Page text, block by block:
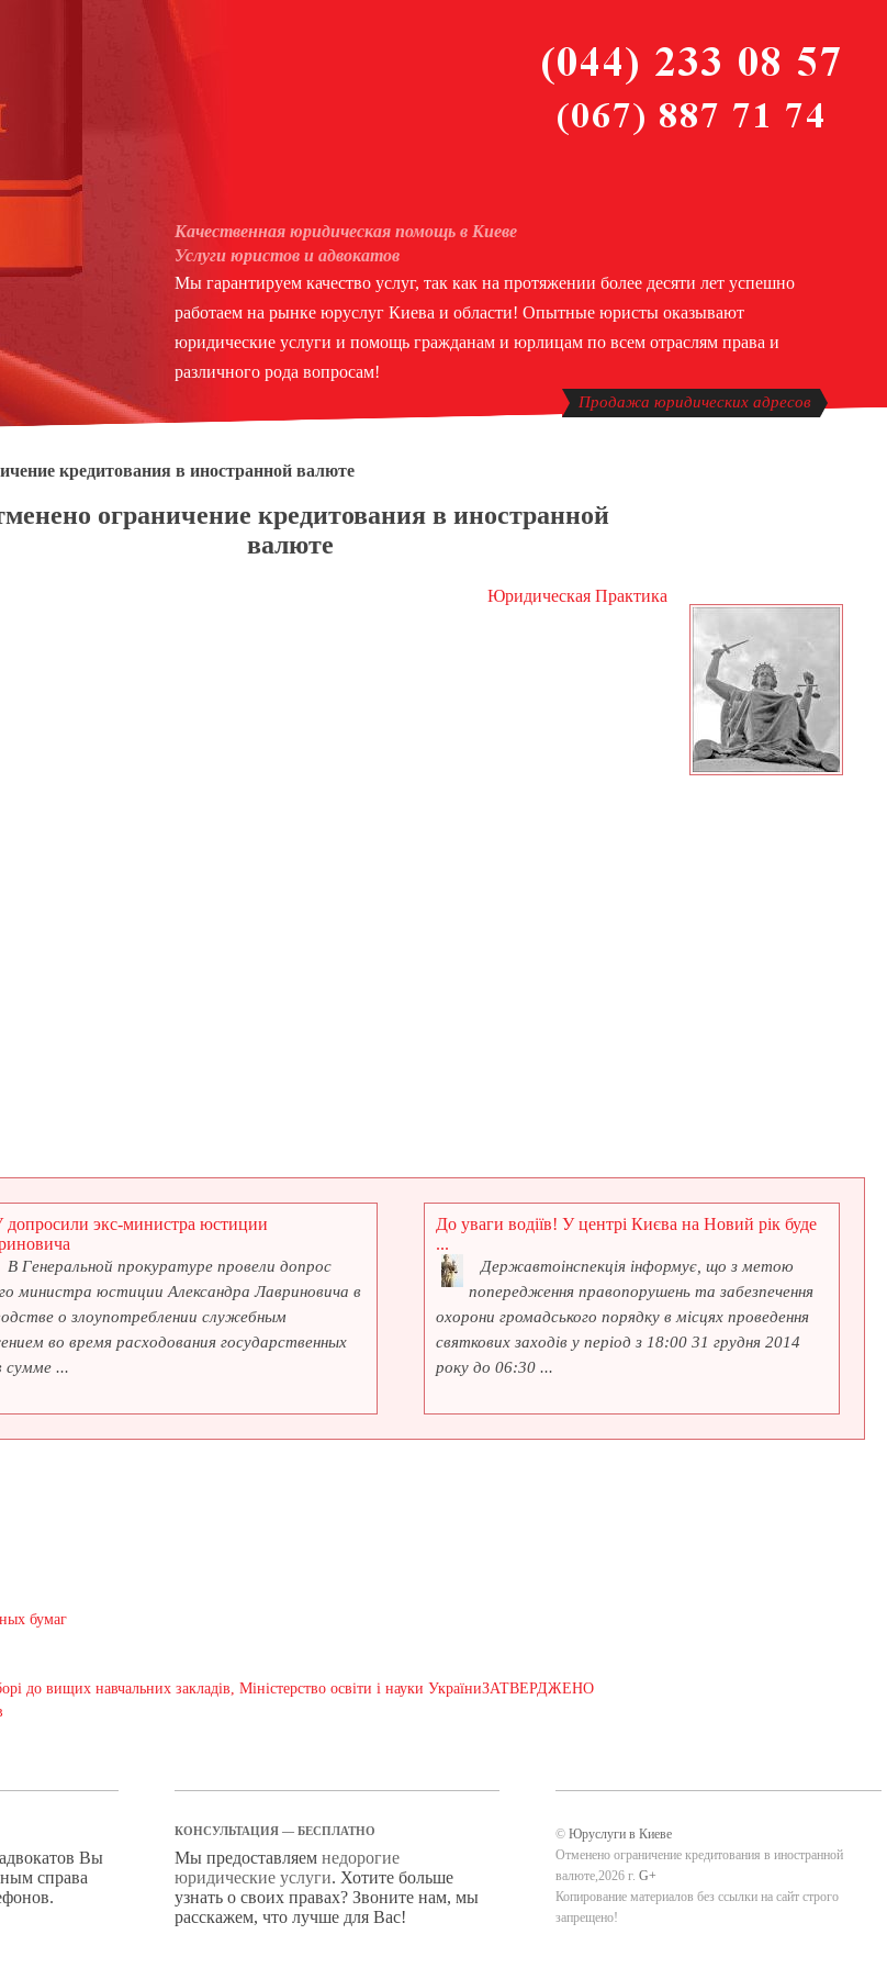
Качественная юридическая помощь в Киеве
Услуги юристов и адвокатов
Мы гарантируем качество услуг, так как на протяжении более десяти лет успешно
работаем на рынке юруслуг Киева и области! Опытные юристы оказывают
юридические услуги и помощь гражданам и юрлицам по всем отраслям права и
различного рода вопросам!
Продажа юридических адресов
кредитования в иностранной валюте
ограничение кредитования в иностранной
валюте
Юридическая Практика
экс-министра юстиции
В Генеральной прокуратуре провели допрос
министра юстиции Александра Лавриновича в
о злоупотреблении служебным
во время расходования государственных
сумме ...
До уваги водіїв! У центрі Києва на Новий рік буде
...
Державтоінспекція інформує, що з метою
попередження правопорушень та забезпечення
охорони громадського порядку в місцях проведення
святкових заходів у період з 18:00 31 грудня 2014
року до 06:30 ...
бумаг
до вищих навчальних закладів, Міністерство освіти і науки УкраїниЗАТВЕРДЖЕНО
Вы
справа
КОНСУЛЬТАЦИЯ — БЕСПЛАТНО
Мы предоставляем недорогие
юридические услуги. Хотите больше
узнать о своих правах? Звоните нам, мы
расскажем, что лучше для Вас!
©Юруслуги в Киеве
Отменено ограничение кредитования в иностранной
валюте,2026 г.G+
Копирование материалов без ссылки на сайт строго
запрещено!